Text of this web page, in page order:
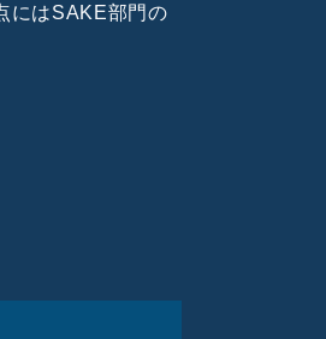
にはSAKE部門の